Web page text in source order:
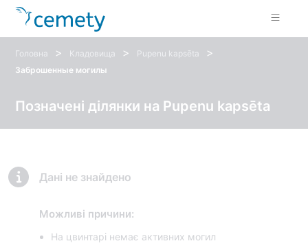
Головна > Кладовища > Pupenu kapsēta >
Заброшенные могилы
Позначені ділянки на Pupenu kapsēta
Дані не знайдено
Можливі причини:
На цвинтарі немає активних могил